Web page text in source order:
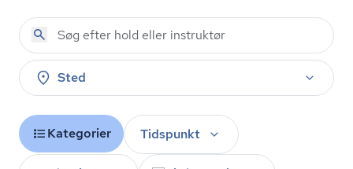
Sted
Kategorier Tidspunkt